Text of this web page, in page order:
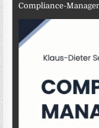
Compliance-